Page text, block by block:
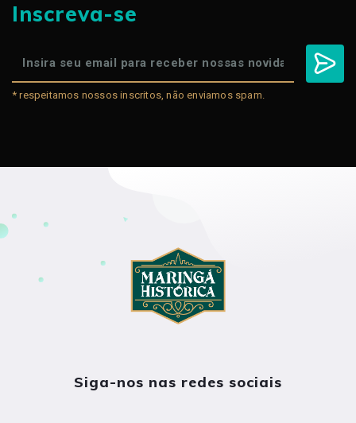
Inscreva-se
* respeitamos nossos inscritos, não enviamos spam.
Siga-nos nas redes sociais